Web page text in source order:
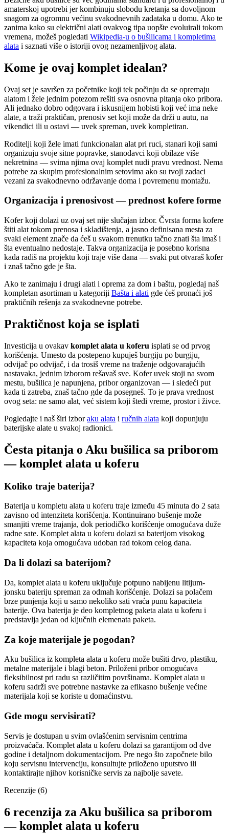
amaterskoj upotrebi jer kombinuju slobodu kretanja sa dovoljnom
snagom za ogromnu većinu svakodnevnih zadataka u domu. Ako te
zanima kako su električni alati ovakvog tipa uopšte evoluirali tokom
vremena, možeš pogledati Wikipedia-u o bušilicama i kompletima
alata i saznati više o istoriji ovog nezamenljivog alata.
Kome je ovaj komplet idealan?
Ovaj set je savršen za početnike koji tek počinju da se opremaju
alatom i žele jednim potezom rešiti sva osnovna pitanja oko pribora.
Ali jednako dobro odgovara i iskusnijem hobisti koji već ima neke
alate, a traži praktičan, prenosiv set koji može da drži u autu, na
vikendici ili u ostavi — uvek spreman, uvek kompletiran.
Roditelji koji žele imati funkcionalan alat pri ruci, stanari koji sami
organizuju svoje sitne popravke, stanodavci koji obilaze više
nekretnina — svima njima ovaj komplet nudi pravu vrednost. Nema
potrebe za skupim profesionalnim setovima ako su tvoji zadaci
vezani za svakodnevno održavanje doma i povremenu montažu.
Organizacija i prenosivost — prednost kofere forme
Kofer koji dolazi uz ovaj set nije slučajan izbor. Čvrsta forma kofere
štiti alat tokom prenosa i skladištenja, a jasno definisana mesta za
svaki element znače da ćeš u svakom trenutku tačno znati šta imaš i
šta eventualno nedostaje. Takva organizacija je posebno korisna
kada radiš na projektu koji traje više dana — svaki put otvaraš kofer
i znaš tačno gde je šta.
Ako te zanimaju i drugi alati i oprema za dom i baštu, pogledaj naš
kompletan asortiman u kategoriji Bašta i alati gde ćeš pronaći još
praktičnih rešenja za svakodnevne potrebe.
Praktičnost koja se isplati
Investicija u ovakav komplet alata u koferu isplati se od prvog
korišćenja. Umesto da postepeno kupuješ burgiju po burgiju,
odvijač po odvijač, i da trosiš vreme na traženje odgovarajućih
nastavaka, jednim izborom rešavaš sve. Kofer uvek stoji na svom
mestu, bušilica je napunjena, pribor organizovan — i sledeći put
kada ti zatreba, znaš tačno gde da posegneš. To je prava vrednost
ovog seta: ne samo alat, već sistem koji štedi vreme, prostor i živce.
Pogledajte i naš širi izboraku alata i ručnih alata koji dopunjuju
baterijske alate u svakoj radionici.
Česta pitanja o Aku bušilica sa priborom
— komplet alata u koferu
Koliko traje baterija?
Baterija u kompletu alata u koferu traje između 45 minuta do 2 sata
zavisno od intenziteta korišćenja. Kontinuirano bušenje može
smanjiti vreme trajanja, dok periodičko korišćenje omogućava duže
radne sate. Komplet alata u koferu dolazi sa baterijom visokog
kapaciteta koja omogućava udoban rad tokom celog dana.
Da li dolazi sa baterijom?
Da, komplet alata u koferu uključuje potpuno nabijenu litijum-
jonsku bateriju spreman za odmah korišćenje. Dolazi sa polačem
brze punjenja koji u samo nekoliko sati vraća punu kapaciteta
baterije. Ova baterija je deo kompletnog paketa alata u koferu i
predstavlja jedan od ključnih elemenata paketa.
Za koje materijale je pogodan?
Aku bušilica iz kompleta alata u koferu može bušiti drvo, plastiku,
metalne materijale i blagi beton. Priloženi pribor omogućava
fleksibilnost pri radu sa različitim površinama. Komplet alata u
koferu sadrži sve potrebne nastavke za efikasno bušenje većine
materijala koji se koriste u domaćinstvu.
Gde mogu servisirati?
Servis je dostupan u svim ovlašćenim servisnim centrima
proizvaćača. Komplet alata u koferu dolazi sa garantijom od dve
godine i detaljnom dokumentacijom. Pre nego što započnete bilo
koju servisnu intervenciju, konsultujte priloženo uputstvo ili
kontaktirajte njihov korisničke servis za najbolje savete.
Recenzije (6)
6 recenzija za Aku bušilica sa priborom
— komplet alata u koferu